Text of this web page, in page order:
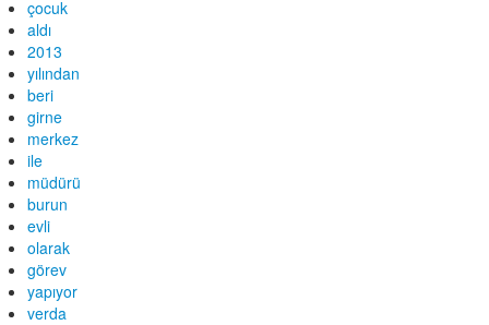
çocuk
aldı
2013
yılından
beri
girne
merkez
ile
müdürü
burun
evli
olarak
görev
yapıyor
verda